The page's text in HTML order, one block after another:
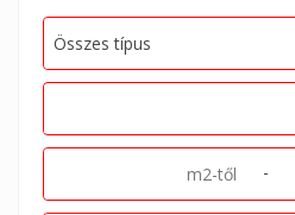
Összes típus
-